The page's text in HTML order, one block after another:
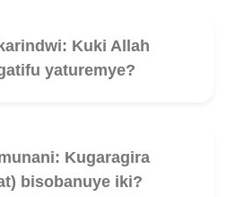
Kuki Allah
yaturemye?
Kugaragira
bisobanuye iki?